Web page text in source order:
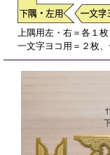
上隅用左・右＝各１
一文字ヨコ用＝２枚